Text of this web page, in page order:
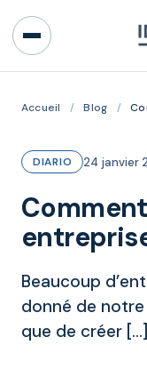
Accueil / Blog /
DIARIO 24 janvier
Beaucoup
donné de
que de créer […]